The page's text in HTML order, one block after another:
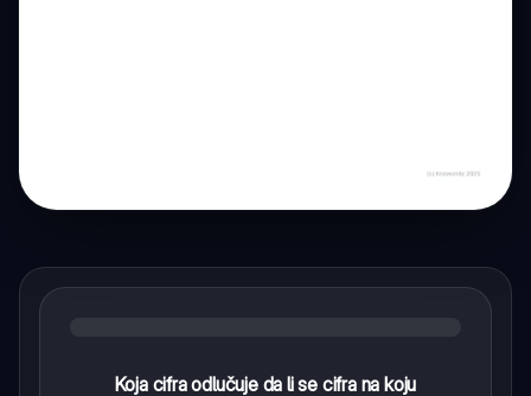
Koja cifra odlučuje da li se cifra na koju